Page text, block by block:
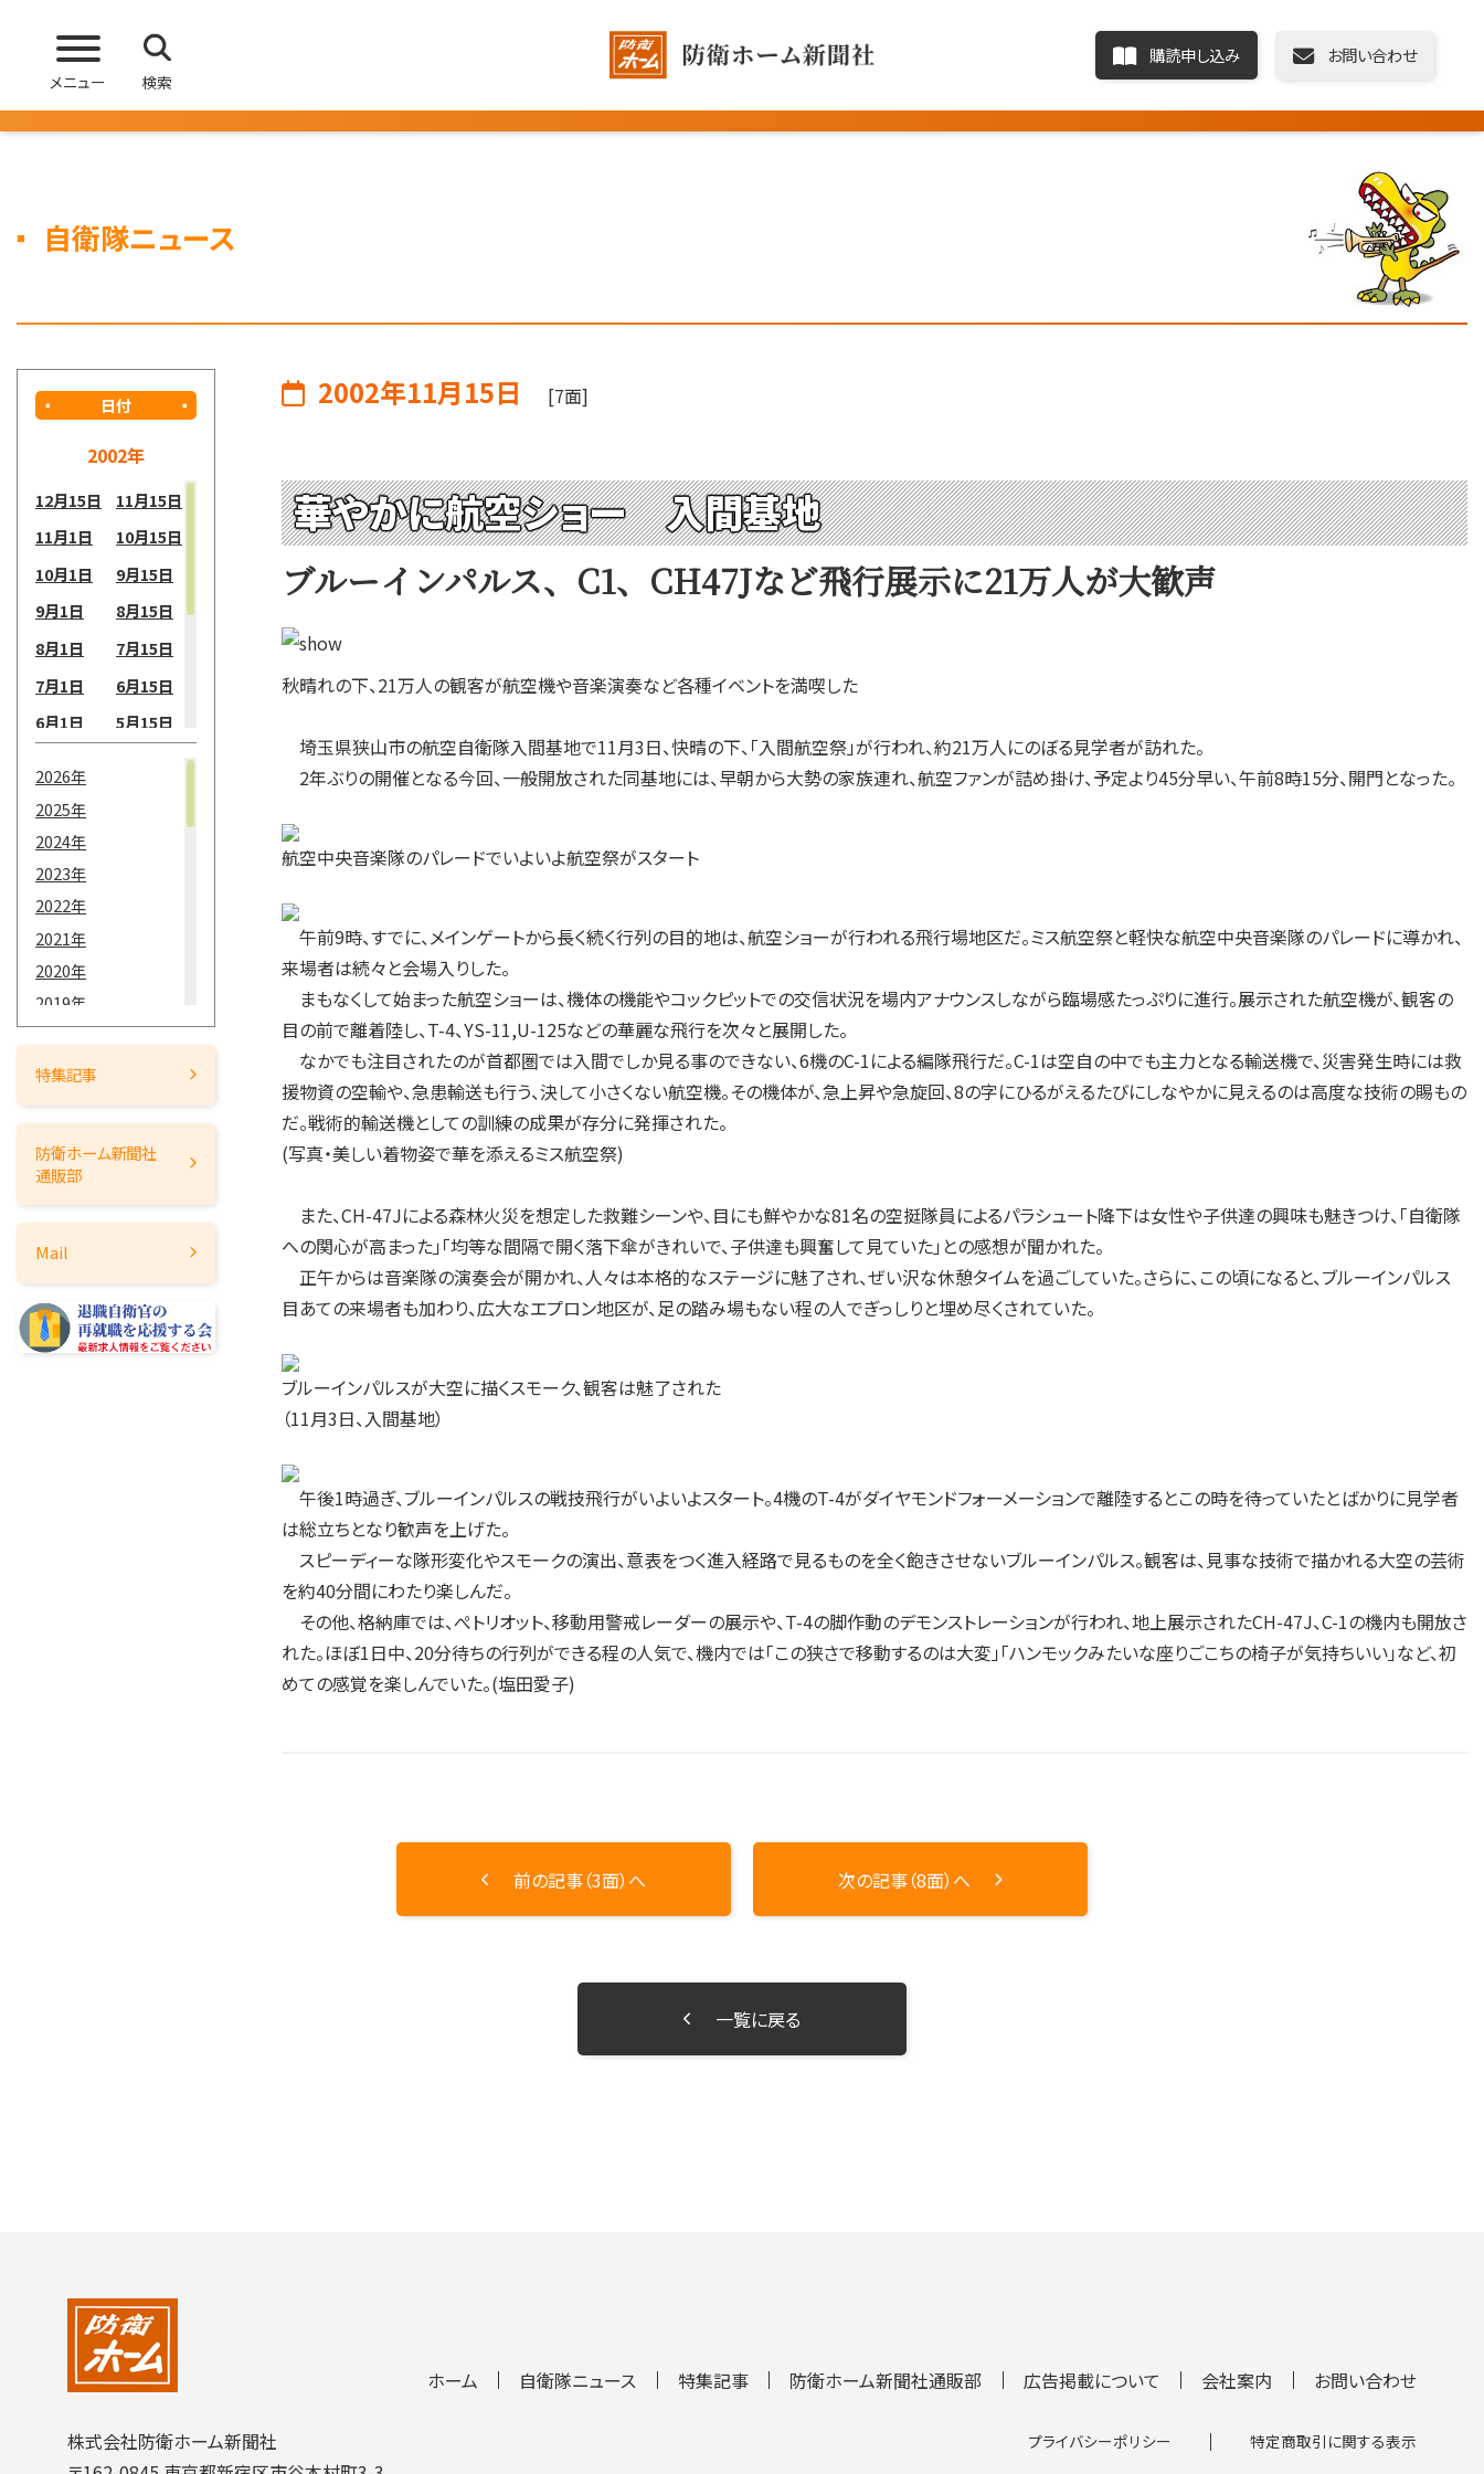
メニュー 検索
購読申し込み お問い合わせ
自衛隊ニュース
日付
2002年
12月15日
11月15日
11月1日
10月15日
10月1日
9月15日
9月1日
8月15日
8月1日
7月15日
7月1日
6月15日
6月1日
5月15日
3月1日
2月1日
1月1日
2026年
2025年
2024年
2023年
2022年
2021年
2020年
2019年
2018年
2017年
2014年
2012年
2011年
2009年
2008年
特集記事
防衛ホーム新聞社
通販部
Mail
2002年11月15日 [7面]
華やかに航空ショー 入間基地
ブルーインパルス、C1、CH47Jなど飛行展示に21万人が大歓声
秋晴れの下、21万人の観客が航空機や音楽演奏など各種イベントを満喫した
埼玉県狭山市の航空自衛隊入間基地で11月3日、快晴の下、「入間航空祭」が行われ、約21万人にのぼる見学者が訪れた。
2年ぶりの開催となる今回、一般開放された同基地には、早朝から大勢の家族連れ、航空ファンが詰め掛け、予定より45分早い、午前8時15分、開門となった。
航空中央音楽隊のパレードでいよいよ航空祭がスタート
午前9時、すでに、メインゲートから長く続く行列の目的地は、航空ショーが行われる飛行場地区だ。ミス航空祭と軽快な航空中央音楽隊のパレードに導かれ、
来場者は続々と会場入りした。
まもなくして始まった航空ショーは、機体の機能やコックピットでの交信状況を場内アナウンスしながら臨場感たっぷりに進行。展示された航空機が、観客の
目の前で離着陸し、T-4、YS-11,U-125などの華麗な飛行を次々と展開した。
なかでも注目されたのが首都圏では入間でしか見る事のできない、6機のC-1による編隊飛行だ。C-1は空自の中でも主力となる輸送機で、災害発生時には救
援物資の空輸や、急患輸送も行う、決して小さくない航空機。その機体が、急上昇や急旋回、8の字にひるがえるたびにしなやかに見えるのは高度な技術の賜もの
だ。戦術的輸送機としての訓練の成果が存分に発揮された。
(写真・美しい着物姿で華を添えるミス航空祭)
また、CH-47Jによる森林火災を想定した救難シーンや、目にも鮮やかな81名の空挺隊員によるパラシュート降下は女性や子供達の興味も魅きつけ、「自衛隊
への関心が高まった」「均等な間隔で開く落下傘がきれいで、子供達も興奮して見ていた」との感想が聞かれた。
正午からは音楽隊の演奏会が開かれ、人々は本格的なステージに魅了され、ぜい沢な休憩タイムを過ごしていた。さらに、この頃になると、ブルーインパルス
目あての来場者も加わり、広大なエプロン地区が、足の踏み場もない程の人でぎっしりと埋め尽くされていた。
ブルーインパルスが大空に描くスモーク、観客は魅了された
（11月3日、入間基地）
午後1時過ぎ、ブルーインパルスの戦技飛行がいよいよスタート。4機のT-4がダイヤモンドフォーメーションで離陸するとこの時を待っていたとばかりに見学者
は総立ちとなり歓声を上げた。
スピーディーな隊形変化やスモークの演出、意表をつく進入経路で見るものを全く飽きさせないブルーインパルス。観客は、見事な技術で描かれる大空の芸術
を約40分間にわたり楽しんだ。
その他、格納庫では、ぺトリオット、移動用警戒レーダーの展示や、T-4の脚作動のデモンストレーションが行われ、地上展示されたCH-47J、C-1の機内も開放さ
れた。ほぼ1日中、20分待ちの行列ができる程の人気で、機内では「この狭さで移動するのは大変」「ハンモックみたいな座りごこちの椅子が気持ちいい」など、初
めての感覚を楽しんでいた。(塩田愛子)
前の記事（3面）へ 次の記事（8面）へ
一覧に戻る
株式会社防衛ホーム新聞社
ホーム 自衛隊ニュース 特集記事 防衛ホーム新聞社通販部 広告掲載について 会社案内 お問い合わせ
プライバシーポリシー 特定商取引に関する表示